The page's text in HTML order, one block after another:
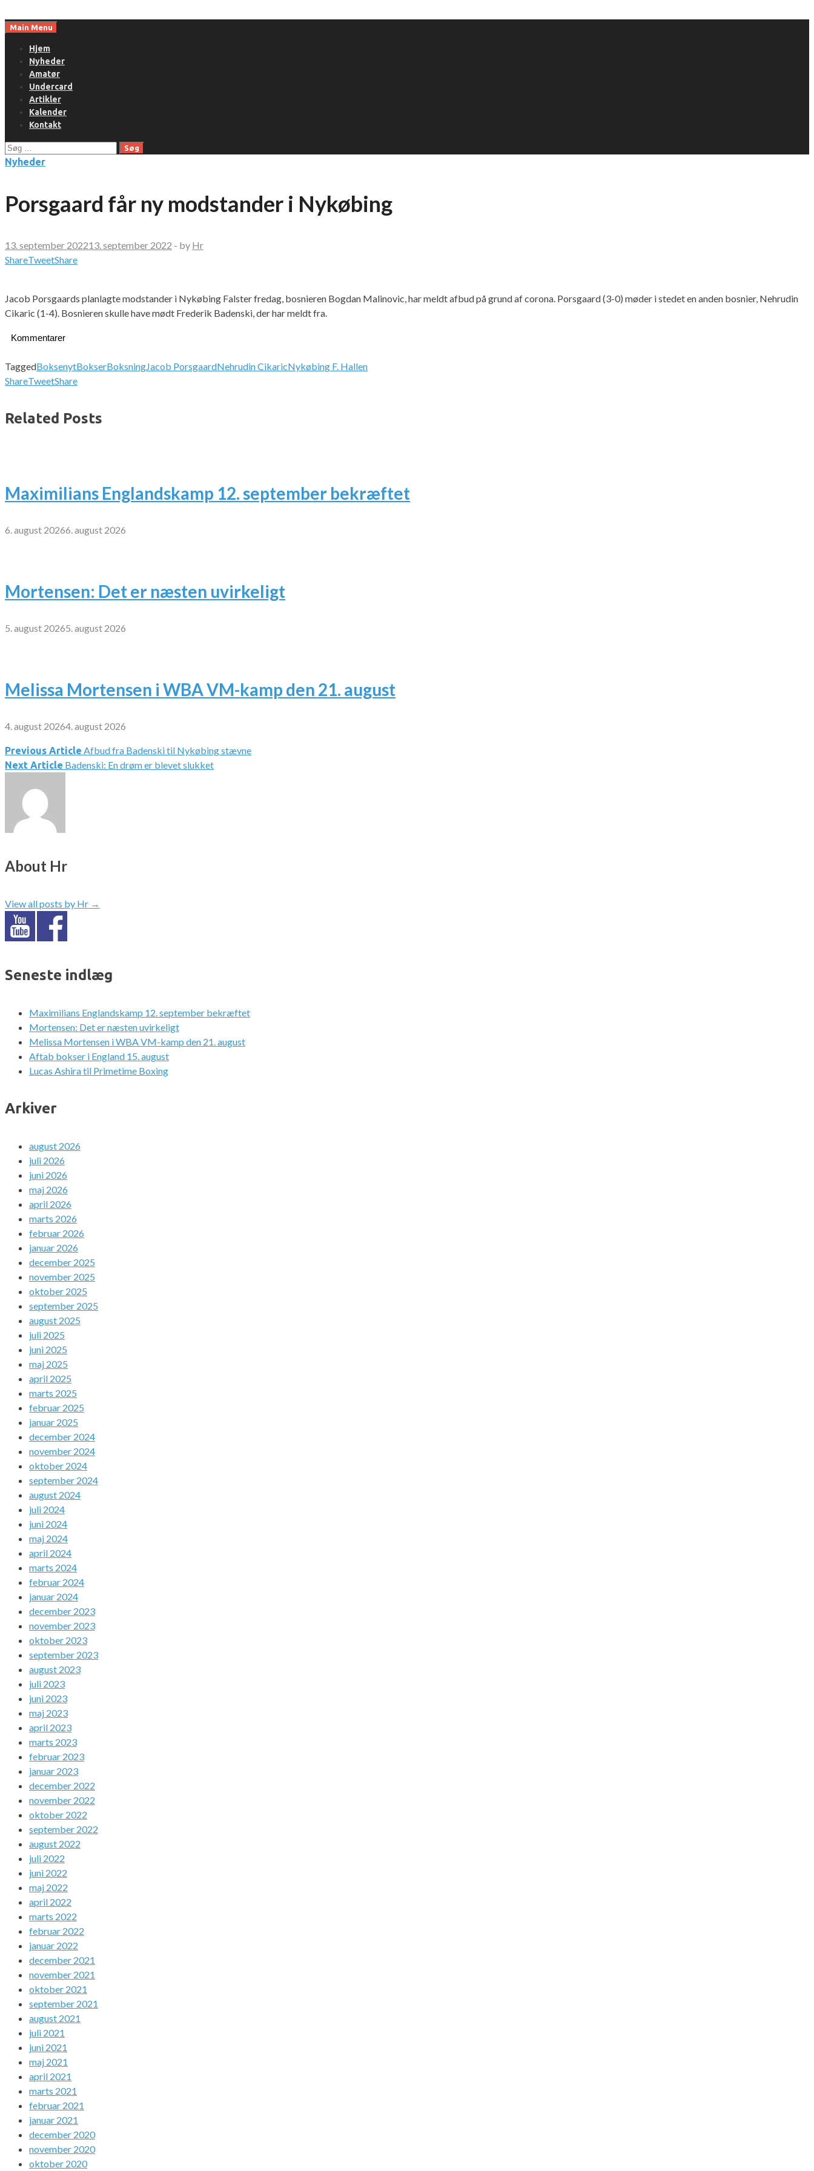
toMain Menu
Hjem
Nyheder
Amatør
Undercard
Artikler
Kalender
Kontakt
Søg
efter:
Nyheder
Porsgaard får ny modstander i Nykøbing
13. september 202213. september 2022 - by Hr
ShareTweetShare
Jacob Porsgaards planlagte modstander i Nykøbing Falster fredag, bosnieren Bogdan Malinovic, har meldt afbud på grund af corona. Porsgaard (3-0) møder i stedet en anden bosnier, Nehrudin
Cikaric (1-4). Bosnieren skulle have mødt Frederik Badenski, der har meldt fra.
Kommentarer
TaggedBoksenytBokserBoksningJacob PorsgaardNehrudin CikaricNykøbing F. Hallen
ShareTweetShare
Related Posts
Maximilians Englandskamp 12. september bekræftet
6. august 20266. august 2026
Mortensen: Det er næsten uvirkeligt
5. august 20265. august 2026
Melissa Mortensen i WBA VM-kamp den 21. august
4. august 20264. august 2026
Indlægsnavigation
Previous Article Afbud fra Badenski til Nykøbing stævne
Next Article Badenski: En drøm er blevet slukket
About Hr
View all posts by Hr →
Seneste indlæg
Maximilians Englandskamp 12. september bekræftet
Mortensen: Det er næsten uvirkeligt
Melissa Mortensen i WBA VM-kamp den 21. august
Aftab bokser i England 15. august
Lucas Ashira til Primetime Boxing
Arkiver
august 2026
juli 2026
juni 2026
maj 2026
april 2026
marts 2026
februar 2026
januar 2026
december 2025
november 2025
oktober 2025
september 2025
august 2025
juli 2025
juni 2025
maj 2025
april 2025
marts 2025
februar 2025
januar 2025
december 2024
november 2024
oktober 2024
september 2024
august 2024
juli 2024
juni 2024
maj 2024
april 2024
marts 2024
februar 2024
januar 2024
december 2023
november 2023
oktober 2023
september 2023
august 2023
juli 2023
juni 2023
maj 2023
april 2023
marts 2023
februar 2023
januar 2023
december 2022
november 2022
oktober 2022
september 2022
august 2022
juli 2022
juni 2022
maj 2022
april 2022
marts 2022
februar 2022
januar 2022
december 2021
november 2021
oktober 2021
september 2021
august 2021
juli 2021
juni 2021
maj 2021
april 2021
marts 2021
februar 2021
januar 2021
december 2020
november 2020
oktober 2020